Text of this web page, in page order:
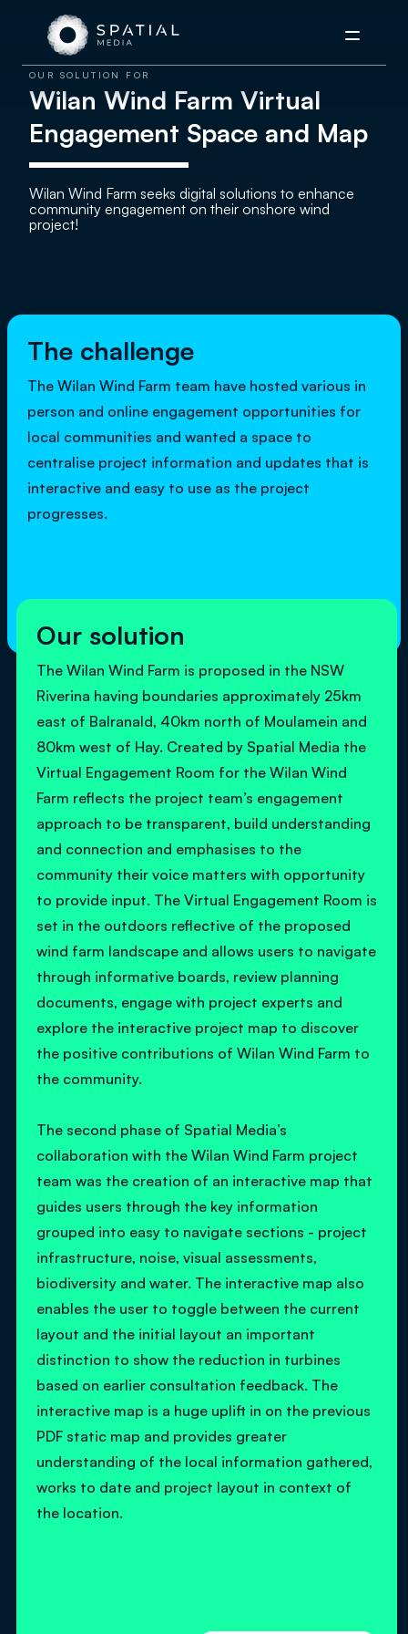
Menu
OUR SOLUTION FOR
Wilan Wind Farm Virtual
Engagement Space and Map
Wilan Wind Farm seeks digital solutions to enhance
community engagement on their onshore wind
project!
The challenge
The Wilan Wind Farm team have hosted various in
person and online engagement opportunities for
local communities and wanted a space to
centralise project information and updates that is
interactive and easy to use as the project
progresses.
Our solution
The Wilan Wind Farm is proposed in the NSW
Riverina having boundaries approximately 25km
east of Balranald, 40km north of Moulamein and
80km west of Hay. Created by Spatial Media the
Virtual Engagement Room for the Wilan Wind
Farm reflects the project team’s engagement
approach to be transparent, build understanding
and connection and emphasises to the
community their voice matters with opportunity
to provide input. The Virtual Engagement Room is
set in the outdoors reflective of the proposed
wind farm landscape and allows users to navigate
through informative boards, review planning
documents, engage with project experts and
explore the interactive project map to discover
the positive contributions of Wilan Wind Farm to
the community.
The second phase of Spatial Media’s
collaboration with the Wilan Wind Farm project
team was the creation of an interactive map that
guides users through the key information
grouped into easy to navigate sections - project
infrastructure, noise, visual assessments,
biodiversity and water. The interactive map also
enables the user to toggle between the current
layout and the initial layout an important
distinction to show the reduction in turbines
based on earlier consultation feedback. The
interactive map is a huge uplift in on the previous
PDF static map and provides greater
understanding of the local information gathered,
works to date and project layout in context of
the location.